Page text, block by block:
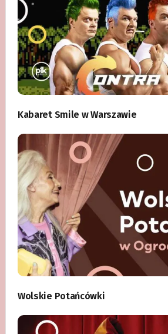
Kabaret Smile w Warszawie
Wolskie Potańcówki